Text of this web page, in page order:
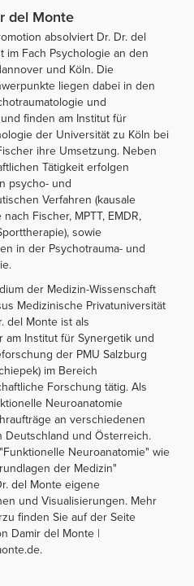
del Monte
absolviert Dr. Dr. del
im Fach Psychologie an den
und Köln. Die
liegen dabei in den
und
finden am Institut für
der Universität zu Köln bei
ihre Umsetzung. Neben
Tätigkeit erfolgen
psycho- und
Verfahren (kausale
Fischer, MPTT, EMDR,
sowie
in der Psychotrauma- und
der Medizin-Wissenschaft
Medizinische Privatuniversität
del Monte ist als
am Institut für Synergetik und
der PMU Salzburg
im Bereich
Forschung tätig. Als
Neuroanatomie
an verschiedenen
Deutschland und Österreich.
Neuroanatomie" wie
der Medizin"
del Monte eigene
und Visualisierungen. Mehr
finden Sie auf der Seite
Damir del Monte |